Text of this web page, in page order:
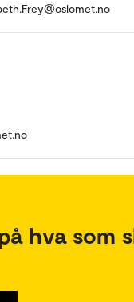
hva som